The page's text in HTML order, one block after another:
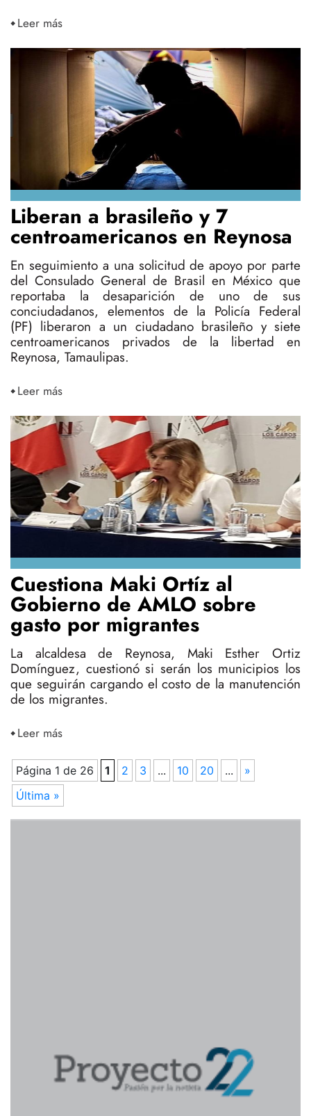
Leer más
Liberan a brasileño y 7
centroamericanos en Reynosa
En seguimiento a una solicitud de apoyo por parte
del Consulado General de Brasil en México que
reportaba la desaparición de uno de sus
conciudadanos, elementos de la Policía Federal
(PF) liberaron a un ciudadano brasileño y siete
centroamericanos privados de la libertad en
Reynosa, Tamaulipas.
Leer más
Cuestiona Maki Ortíz al
Gobierno de AMLO sobre
gasto por migrantes
La alcaldesa de Reynosa, Maki Esther Ortiz
Domínguez, cuestionó si serán los municipios los
que seguirán cargando el costo de la manutención
de los migrantes.
Leer más
Página 1 de 26 1 2 3 ... 10 20 ...
»
Última »